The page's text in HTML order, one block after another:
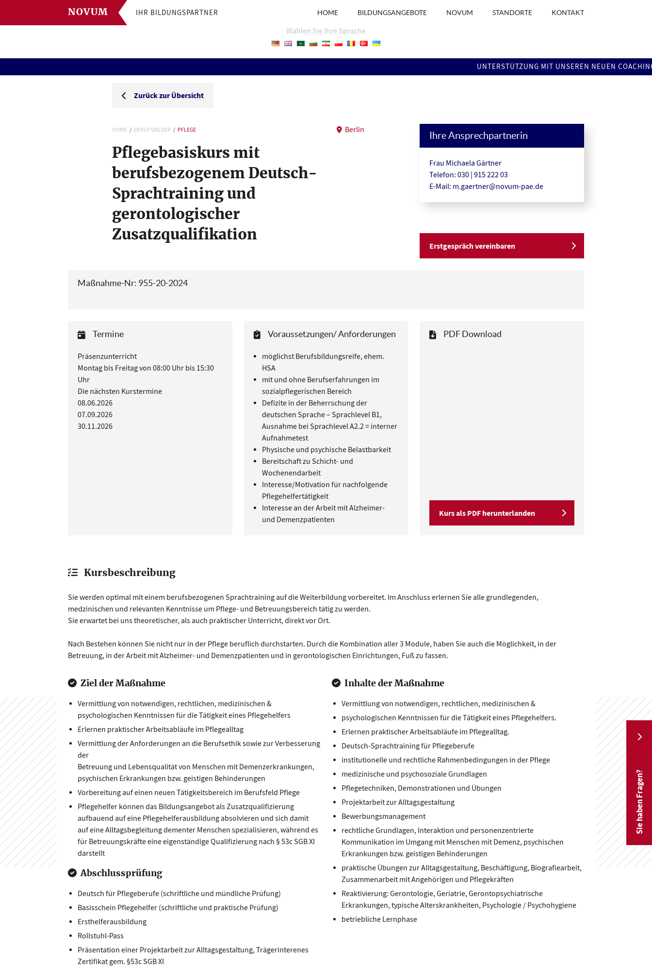
NOVUM IHR BILDUNGSPARTNER HOME BILDUNGSANGEBOTE NOVUM STANDORTE KONTAKT
Wählen Sie Ihre Sprache
UNTERSTÜTZUNG MIT UNSEREN NEUEN COACHINGS
Zurück zur Übersicht
HOME BERUFSBILDER PFLEGE Berlin
Pflegebasiskurs mit
berufsbezogenem Deutsch-
Sprachtraining und
gerontologischer
Zusatzqualifikation
Ihre Ansprechpartnerin
Frau Michaela Gärtner
Telefon: 030 | 915 222 03
E-Mail: m.gaertner@novum-pae.de
Erstgespräch vereinbaren
Maßnahme-Nr: 955-20-2024
Termine
Präsenzunterricht
Montag bis Freitag von 08:00 Uhr bis 15:30
Uhr
Die nächsten Kurstermine
08.06.2026
07.09.2026
30.11.2026
Voraussetzungen/ Anforderungen
möglichst Berufsbildungsreife, ehem.
HSA
mit und ohne Berufserfahrungen im
sozialpflegerischen Bereich
Defizite in der Beherrschung der
deutschen Sprache – Sprachlevel B1,
Ausnahme bei Sprachlevel A2.2 = interner
Aufnahmetest
Physische und psychische Belastbarkeit
Bereitschaft zu Schicht- und
Wochenendarbeit
Interesse/Motivation für nachfolgende
Pflegehelfertätigkeit
Interesse an der Arbeit mit Alzheimer-
und Demenzpatienten
PDF Download
Kurs als PDF herunterlanden
Kursbeschreibung
Sie werden optimal mit einem berufsbezogenen Sprachtraining auf die Weiterbildung vorbereitet. Im Anschluss erlernen Sie alle grundlegenden,
medzinischen und relevanten Kenntnisse um Pflege- und Betreuungsbereich tätig zu werden.
Sie erwartet bei uns theoretischer, als auch praktischer Unterricht, direkt vor Ort.
Nach Bestehen können Sie nicht nur in der Pflege beruflich durchstarten. Durch die Kombination aller 3 Module, haben Sie auch die Möglichkeit, in der
Betreuung, in der Arbeit mit Alzheimer- und Demenzpatienten und in gerontologischen Einrichtungen, Fuß zu fassen.
Ziel der Maßnahme
Vermittlung von notwendigen, rechtlichen, medizinischen &
psychologischen Kenntnissen für die Tätigkeit eines Pflegehelfers
Erlernen praktischer Arbeitsabläufe im Pflegealltag
Vermittlung der Anforderungen an die Berufsethik sowie zur Verbesserung
der
Betreuung und Lebensqualität von Menschen mit Demenzerkrankungen,
psychischen Erkrankungen bzw. geistigen Behinderungen
Vorbereitung auf einen neuen Tätigkeitsbereich im Berufsfeld Pflege
Pflegehelfer können das Bildungsangebot als Zusatzqualifizierung
aufbauend auf eine Pflegehelferausbildung absolvieren und sich damit
auf eine Alltagsbegleitung dementer Menschen spezialisieren, während es
für Betreuungskräfte eine eigenständige Qualifizierung nach § 53c SGB XI
darstellt
Abschlussprüfung
Deutsch für Pflegeberufe (schriftliche und mündliche Prüfung)
Basisschein Pflegehelfer (schriftliche und praktische Prüfung)
Ersthelferausbildung
Rollstuhl-Pass
Präsentation einer Projektarbeit zur Alltagsgestaltung, Trägerinterenes
Zertifikat gem. §53c SGB XI
Inhalte der Maßnahme
Vermittlung von notwendigen, rechtlichen, medizinischen &
psychologischen Kenntnissen für die Tätigkeit eines Pflegehelfers.
Erlernen praktischer Arbeitsabläufe im Pflegealltag.
Deutsch-Sprachtraining für Pflegeberufe
institutionelle und rechtliche Rahmenbedingungen in der Pflege
medizinische und psychosoziale Grundlagen
Pflegetechniken, Demonstrationen und Übungen
Projektarbeit zur Alltagsgestaltung
Bewerbungsmanagement
rechtliche Grundlagen, Interaktion und personenzentrierte
Kommunikation im Umgang mit Menschen mit Demenz, psychischen
Erkrankungen bzw. geistigen Behinderungen
praktische Übungen zur Alltagsgestaltung, Beschäftigung, Biografiearbeit,
Zusammenarbeit mit Angehörigen und Pflegekräften
Reaktivierung: Gerontologie, Geriatrie, Gerontopsychiatrische
Erkrankungen, typische Alterskrankheiten, Psychologie / Psychohygiene
betriebliche Lernphase
Sie haben Fragen?